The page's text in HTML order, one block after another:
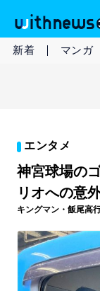
新着 マンガ
エンタメ
神宮球場の
リオへの意
キングマン・飯尾高